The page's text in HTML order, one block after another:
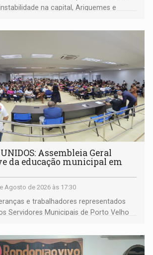
na capital, Ariquemes e
Assembleia Geral
da educação municipal em
Agosto de 2026 às 17:30
e trabalhadores representados
Servidores Municipais de Porto Velho